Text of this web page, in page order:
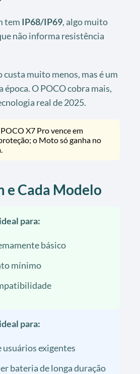
tem IP68/IP69, algo muito
não informa resistência
muito menos, mas é um
época. O POCO cobra mais,
real de 2025.
POCO X7 Pro vence em
o Moto só ganha no
e Cada Modelo
para:
básico
mínimo
para:
usuários exigentes
bateria de longa duração